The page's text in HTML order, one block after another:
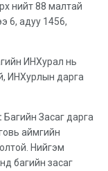
нийт 88 малтай
6, адуу 1456,
ИНХурал нь
ИНХурлын дарга
Багийн Засаг дарга
аймгийн
Нийгэм
багийн засаг